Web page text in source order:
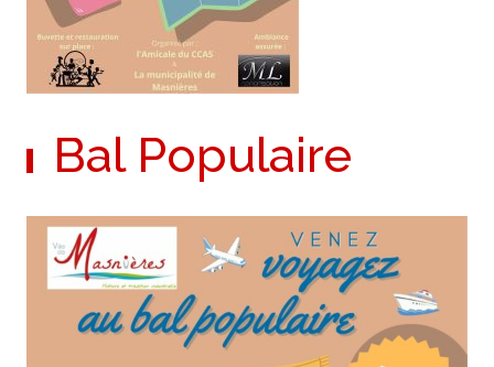
Bal Populaire